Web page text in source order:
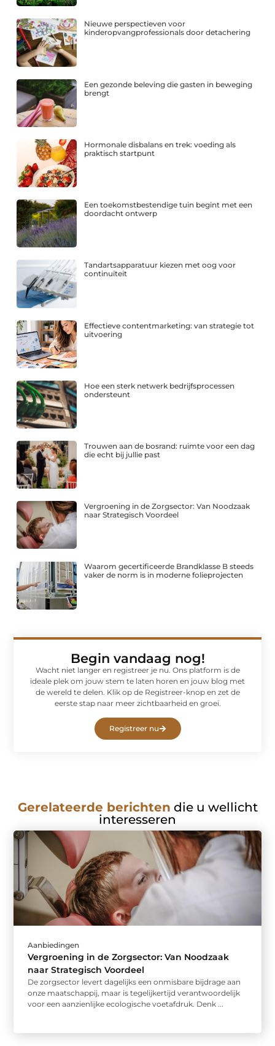
Nieuwe perspectieven voor
kinderopvangprofessionals door detachering
Een gezonde beleving die gasten in beweging
brengt
Hormonale disbalans en trek: voeding als
praktisch startpunt
Een toekomstbestendige tuin begint met een
doordacht ontwerp
Tandartsapparatuur kiezen met oog voor
continuïteit
Effectieve contentmarketing: van strategie tot
uitvoering
Hoe een sterk netwerk bedrijfsprocessen
ondersteunt
Trouwen aan de bosrand: ruimte voor een dag
die echt bij jullie past
Vergroening in de Zorgsector: Van Noodzaak
naar Strategisch Voordeel
Waarom gecertificeerde Brandklasse B steeds
vaker de norm is in moderne folieprojecten
Begin vandaag nog!
Wacht niet langer en registreer je nu. Ons platform is de
ideale plek om jouw stem te laten horen en jouw blog met
de wereld te delen. Klik op de Registreer-knop en zet de
eerste stap naar meer zichtbaarheid en groei.
Registreer nu
Gerelateerde berichten die u wellicht
interesseren
Aanbiedingen
Vergroening in de Zorgsector: Van Noodzaak
naar Strategisch Voordeel
De zorgsector levert dagelijks een onmisbare bijdrage aan
onze maatschappij, maar is tegelijkertijd verantwoordelijk
voor een aanzienlijke ecologische voetafdruk. Denk ...